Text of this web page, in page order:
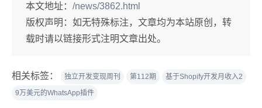
本文地址： /news/3862.html
版权声明： 如无特殊标注，文章均为本站原创，转
载时请以链接形式注明文章出处。
相关标签： 独立开发变现周刊 第112期
基于Shopify开发月收入2
9万美元的WhatsApp插件